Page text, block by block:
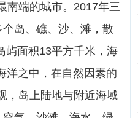
南端的城市。2017年三
岛、礁、沙、滩，散
屿面积13平方千米，海
洋之中，在自然因素的
，岛上陆地与附近海域